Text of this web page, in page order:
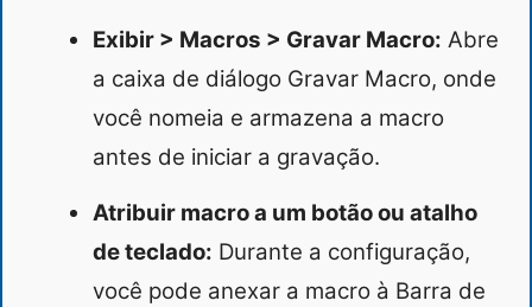
Exibir > Macros > Gravar Macro: Abre
a caixa de diálogo Gravar Macro, onde
você nomeia e armazena a macro
antes de iniciar a gravação.
Atribuir macro a um botão ou atalho
de teclado: Durante a configuração,
você pode anexar a macro à Barra de